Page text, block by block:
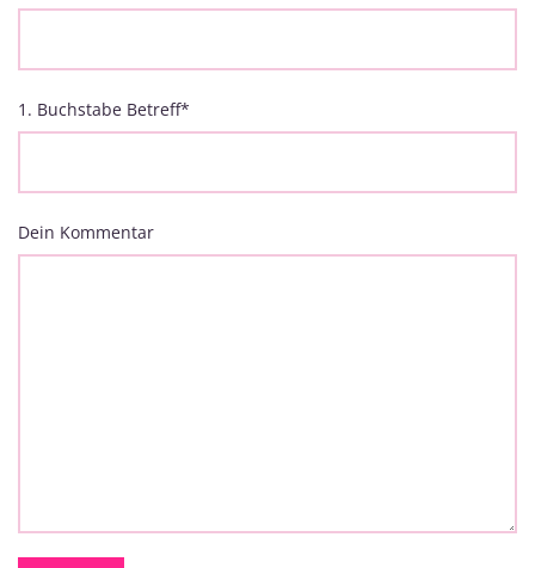
1. Buchstabe Betreff*
Dein Kommentar